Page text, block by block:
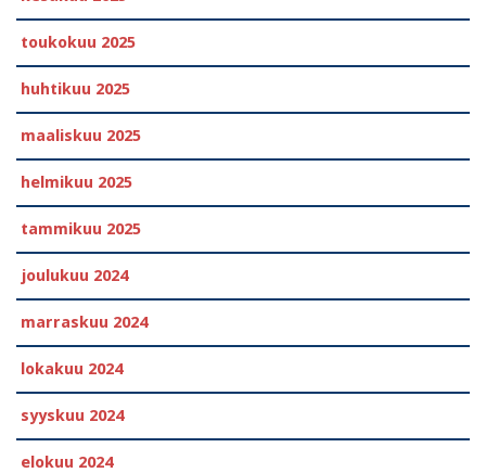
toukokuu 2025
huhtikuu 2025
maaliskuu 2025
helmikuu 2025
tammikuu 2025
joulukuu 2024
marraskuu 2024
lokakuu 2024
syyskuu 2024
elokuu 2024